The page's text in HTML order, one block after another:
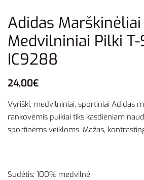
Adidas
Medvilniniai Pilki
IC9288
24,00€
Vyriški, medvilniniai, sportiniai Adidas
rankovėmis puikiai tiks kasdieniam
sportinėms veikloms. Mažas,
Sudėtis: 100% medvilnė.